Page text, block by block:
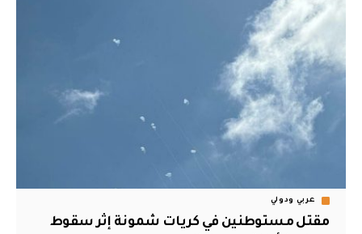
عربي ودولي
مقتل مستوطنين في كريات شمونة إثر سقوط